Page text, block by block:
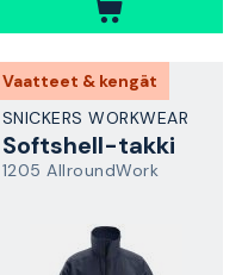
Vaatteet & kengät
SNICKERS WORKWEAR
Softshell-takki
1205 AllroundWork